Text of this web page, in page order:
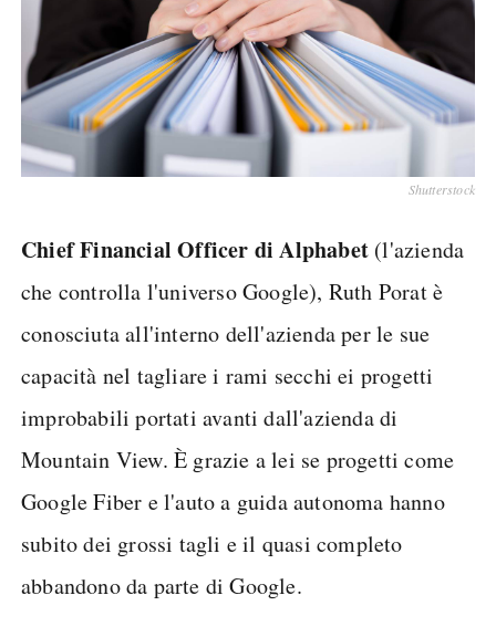
Shutterstock
Chief Financial Officer di Alphabet (l'azienda
che controlla l'universo Google), Ruth Porat è
conosciuta all'interno dell'azienda per le sue
capacità nel tagliare i rami secchi ei progetti
improbabili portati avanti dall'azienda di
Mountain View. È grazie a lei se progetti come
Google Fiber e l'auto a guida autonoma hanno
subito dei grossi tagli e il quasi completo
abbandono da parte di Google.